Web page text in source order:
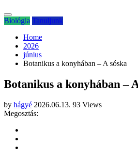
Biológia Tanuljunk
Home
2026
június
Botanikus a konyhában – A sóska
Botanikus a konyhában –
by hágyé 2026.06.13. 93 Views
Megosztás: